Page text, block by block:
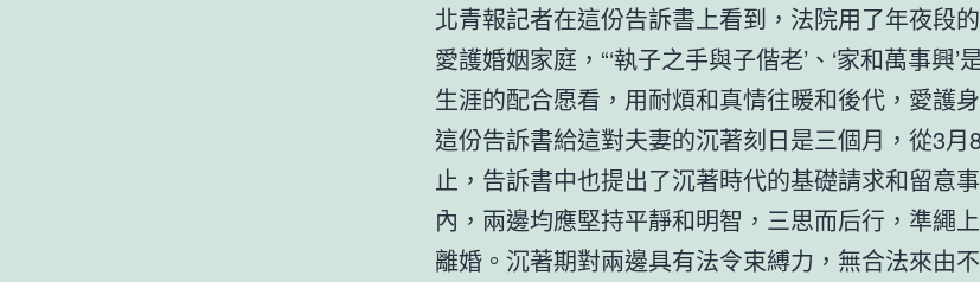
北青報記者在這份告訴書上看到，法院用了年夜段
愛護婚姻家庭，“‘執子之手與子偕老’、‘家和萬事興’
生涯的配合愿看，用耐煩和真情往暖和後代，愛護身
這份告訴書給這對夫妻的沉著刻日是三個月，從3月
止，告訴書中也提出了沉著時代的基礎請求和留意
內，兩邊均應堅持平靜和明智，三思而后行，準繩
離婚。沉著期對兩邊具有法令束縛力，無合法來由